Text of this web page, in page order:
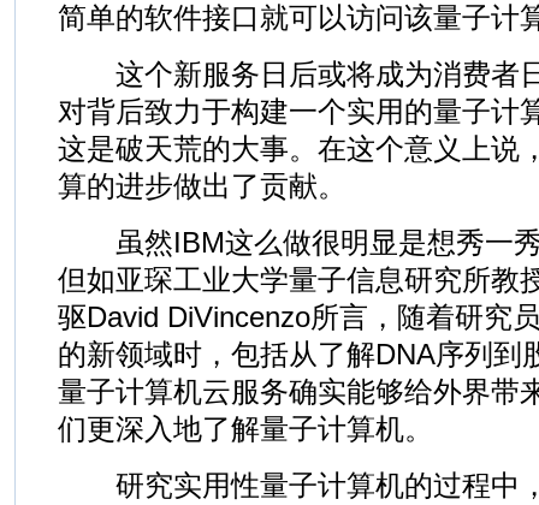
简单的软件接口就可以访问该量子计
这个新服务日后或将成为消费者
对背后致力于构建一个实用的量子计
这是破天荒的大事。在这个意义上说
算的进步做出了贡献。
虽然IBM这么做很明显是想秀一秀
但如亚琛工业大学量子信息研究所教
驱David DiVincenzo所言，随着研究
的新领域时，包括从了解DNA序列到
量子计算机云服务确实能够给外界带
们更深入地了解量子计算机。
研究实用性量子计算机的过程中